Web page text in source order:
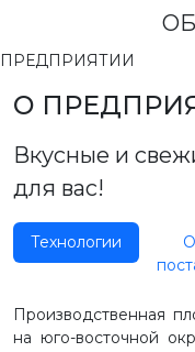
ПРЕДПРИЯТИИ
О
Вкусные и
для вас!
Технологии
Производственная
на юго-восточной